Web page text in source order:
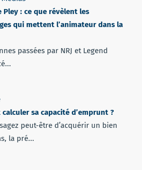
Pley : ce que révèlent les
qui mettent l’animateur dans la
passées par NRJ et Legend
sa capacité d’emprunt ?
peut-être d’acquérir un bien
la pré...